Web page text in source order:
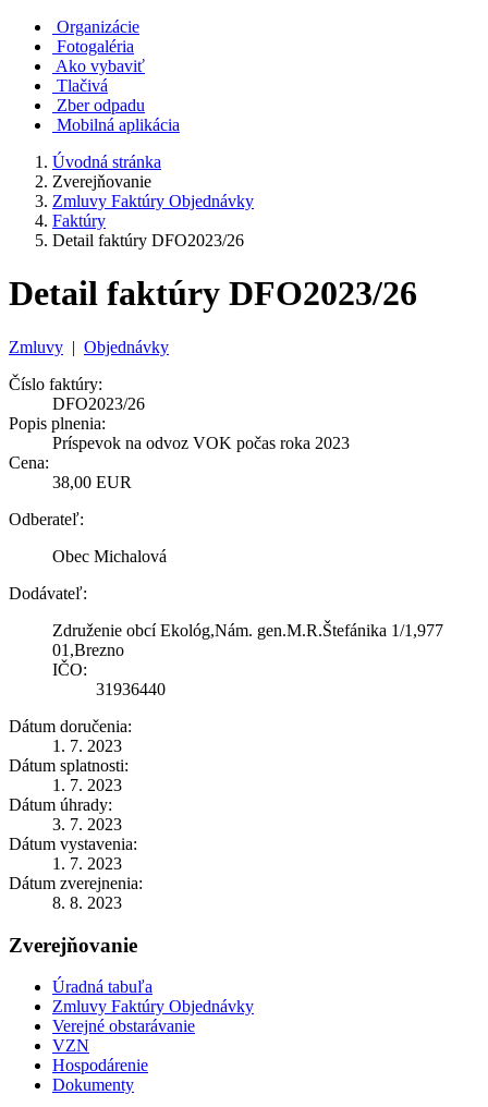
Organizácie
Fotogaléria
Ako vybaviť
Tlačivá
Zber odpadu
Mobilná aplikácia
Úvodná stránka
Zverejňovanie
Zmluvy Faktúry Objednávky
Faktúry
Detail faktúry DFO2023/26
Detail faktúry DFO2023/26
Zmluvy | Objednávky
Číslo faktúry:
DFO2023/26
Popis plnenia:
Príspevok na odvoz VOK počas roka 2023
Cena:
38,00 EUR
Odberateľ:
Obec Michalová
Dodávateľ:
Združenie obcí Ekológ,Nám. gen.M.R.Štefánika 1/1,977
01,Brezno
IČO:
31936440
Dátum doručenia:
1. 7. 2023
Dátum splatnosti:
1. 7. 2023
Dátum úhrady:
3. 7. 2023
Dátum vystavenia:
1. 7. 2023
Dátum zverejnenia:
8. 8. 2023
Zverejňovanie
Úradná tabuľa
Zmluvy Faktúry Objednávky
Verejné obstarávanie
VZN
Hospodárenie
Dokumenty